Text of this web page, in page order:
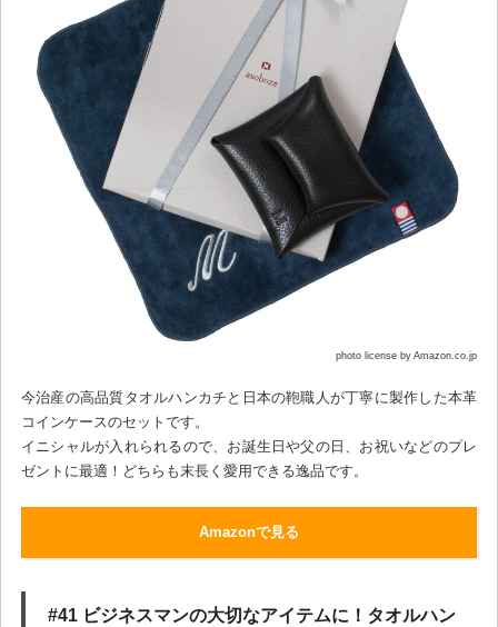
photo license by Amazon.co.jp
今治産の高品質タオルハンカチと日本の鞄職人が丁寧に製作した本革
コインケースのセットです。
イニシャルが入れられるので、お誕生日や父の日、お祝いなどのプレ
ゼントに最適！どちらも末長く愛用できる逸品です。
Amazonで見る
#41 ビジネスマンの大切なアイテムに！タオルハン